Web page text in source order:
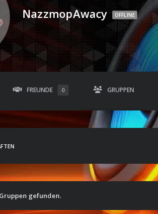
NazzmopAwacy OFFLINE
FREUNDE 0 GRUPPEN
gefunden.